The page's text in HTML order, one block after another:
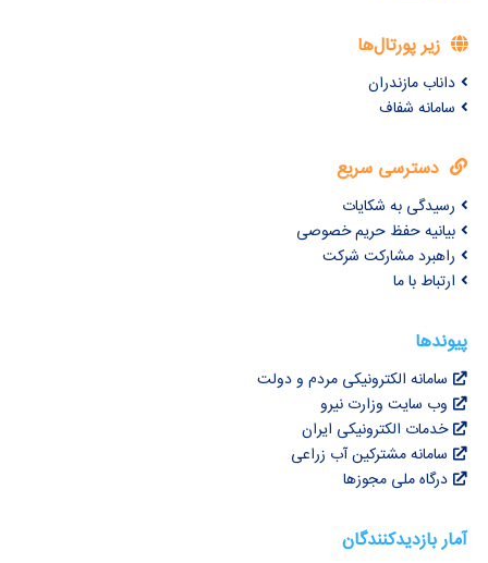
زیر پورتال‌ها
داناب مازندران
سامانه شفاف
دسترسی سریع
رسیدگی به شکایات
بیانیه حفظ حریم خصوصی
راهبرد مشارکت شرکت
ارتباط با ما
پیوندها
سامانه الکترونیکی مردم و دولت
وب سایت وزارت نیرو
خدمات الکترونیکی ایران
سامانه مشترکین آب زراعی
درگاه ملی مجوزها
آمار بازدیدکنندگان